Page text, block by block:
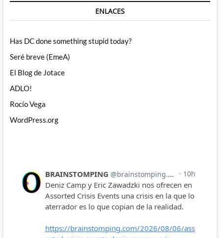
ENLACES
Has DC done something stupid today?
Seré breve (EmeA)
El Blog de Jotace
ADLO!
Rocío Vega
WordPress.org